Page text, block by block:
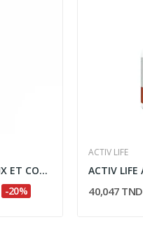
ODA BRUME CHEVEUX ET CORPS ORIENTAL 250ML
-20%
ACTIV LIFE
40,047 TND